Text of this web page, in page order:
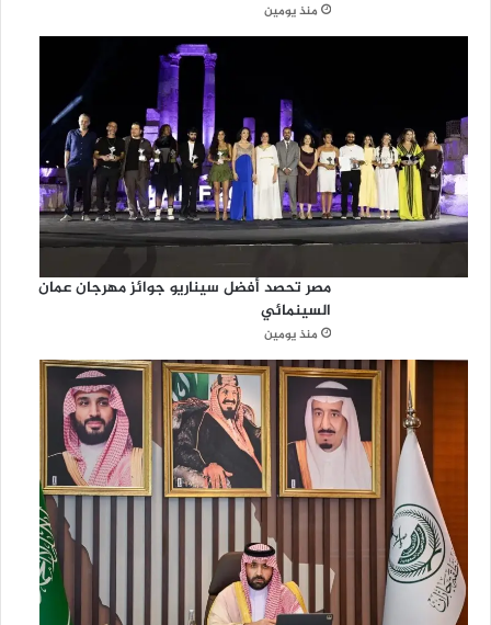
منذ يومين
مصر تحصد أفضل سيناريو جوائز مهرجان عمان
السينمائي
منذ يومين